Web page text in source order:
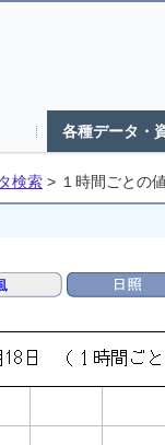
各種データ・
検索 > １時間ごとの